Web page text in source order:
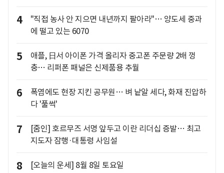
4
"직접 농사 안 지으면 내년까지 팔아라"… 양도세 중과
에 떨고 있는 6070
5
애플, 日서 아이폰 가격 올리자 중고폰 주문량 2배 껑
충… 리퍼폰 패널은 신제품용 추월
6
폭염에도 현장 지킨 공무원… 벼 낱알 세다, 화재 진압하
다 '풀썩'
7
[줌인] 호르무즈 서명 앞두고 이란 리더십 증발… 최고
지도자 잠행·대통령 사임설
8 [오늘의 운세] 8월 8일 토요일